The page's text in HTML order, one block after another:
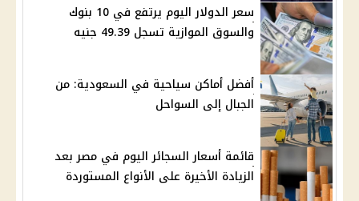
سعر الدولار اليوم يرتفع في 10 بنوك
والسوق الموازية تسجل 49.39 جنيه
أفضل أماكن سياحية في السعودية: من
الجبال إلى السواحل
قائمة أسعار السجائر اليوم في مصر بعد
الزيادة الأخيرة على الأنواع المستوردة